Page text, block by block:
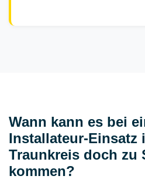
Wann kann es bei
Installateur-Einsatz
Traunkreis doch zu
kommen?